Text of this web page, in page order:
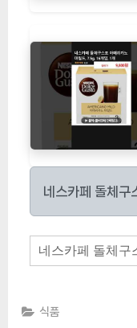
네스카페 돌체구
식품